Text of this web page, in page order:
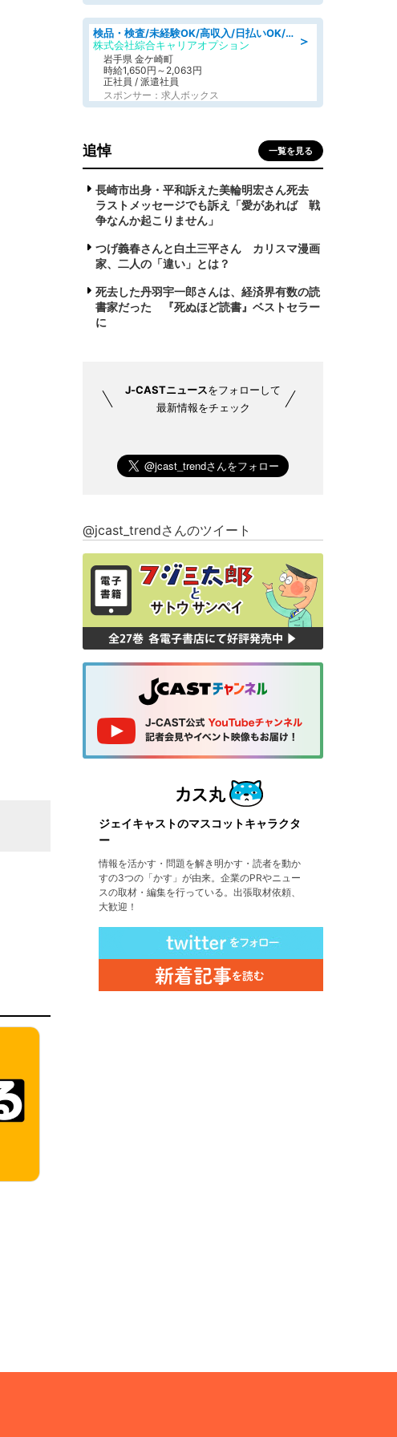
＞
検品・検査/未経験OK/高収入/日払いOK/交替制/20・30・40代活躍中
株式会社綜合キャリアオプション
岩手県 金ケ崎町
時給1,650円～2,063円
正社員 / 派遣社員
スポンサー：求人ボックス
追悼 一覧を見る
長崎市出身・平和訴えた美輪明宏さん死去
ラストメッセージでも訴え「愛があれば 戦
争なんか起こりません」
つげ義春さんと白土三平さん カリスマ漫画
家、二人の「違い」とは？
死去した丹羽宇一郎さんは、経済界有数の読
書家だった 『死ぬほど読書』ベストセラー
に
J-CASTニュースをフォローして
最新情報をチェック
@jcast_trendさんのツイート
ジェイキャストのマスコットキャラクタ
ー
情報を活かす・問題を解き明かす・読者を動か
すの3つの「かす」が由来。企業のPRやニュー
スの取材・編集を行っている。出張取材依頼、
大歓迎！